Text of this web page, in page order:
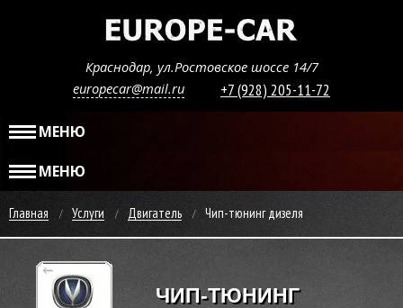
Краснодар, ул.Ростовское шоссе 14/7
europecar@mail.ru
+7 (928) 205-11-72
МЕНЮ
МЕНЮ
Главная Услуги Двигатель Чип-тюнинг дизеля
ЧИП-ТЮНИНГ